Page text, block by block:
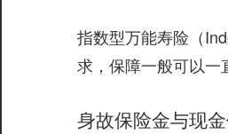
指数型万能寿险 （
求，保障一般可以一
身故保险金与现